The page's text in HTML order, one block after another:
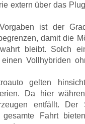
extern über das
ist der
damit die
bleibt. Solch
Vollhybriden
gelten
Da hier
entfällt.
gesamte Fahrt